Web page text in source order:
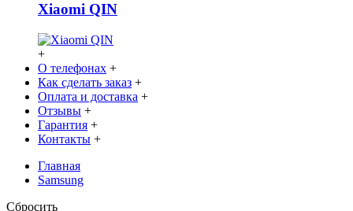
Xiaomi QIN
+
О телефонах +
Как сделать заказ +
Оплата и доставка +
Отзывы +
Гарантия +
Контакты +
Главная
Samsung
Сбросить